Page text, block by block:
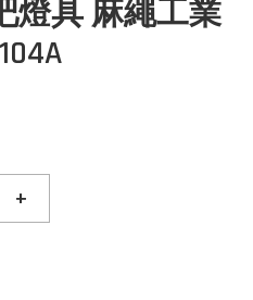
燈具 麻繩工業
+